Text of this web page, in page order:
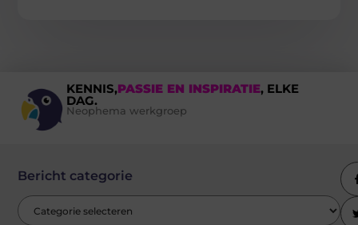
KENNIS,PASSIE EN INSPIRATIE, ELKE
DAG.
Neophema werkgroep
Bericht categorie